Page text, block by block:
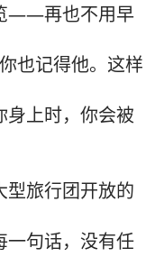
——再也不用早
也记得他。这样
身上时，你会被
型旅行团开放的
一句话，没有任